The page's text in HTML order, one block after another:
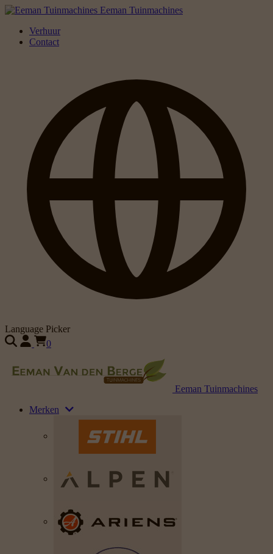
Eeman Tuinmachines
Verhuur
Contact
Language Picker
0
Eeman Tuinmachines
Merken